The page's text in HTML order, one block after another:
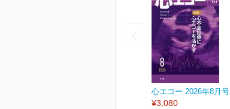
心エコー 2026年8月号
¥3,080